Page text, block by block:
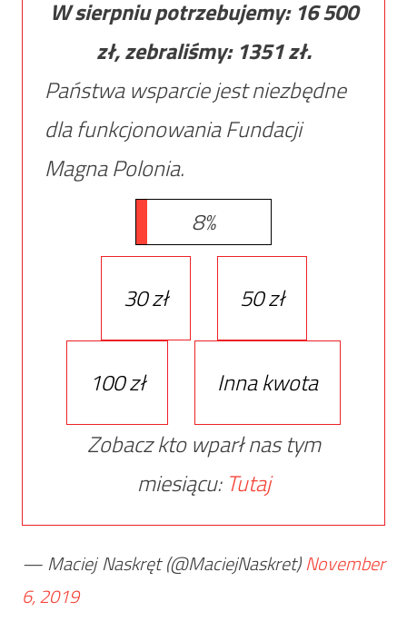
W sierpniu potrzebujemy: 16 500
zł, zebraliśmy: 1351zł.
Państwa wsparcie jest niezbędne
dla funkcjonowania Fundacji
Magna Polonia.
8%
30 zł 50 zł
100 zł
Inna kwota
Zobacz kto wparł nas tym
miesiącu: Tutaj
— Maciej Naskręt (@MaciejNaskret)November
6, 2019